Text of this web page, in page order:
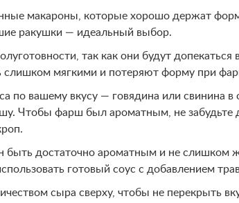
макароны, которые хорошо держат
ракушки — идеальный выбор.
так как они будут допекаться
слишком мягкими и потеряют форму при
по вашему вкусу — говядина или свинина
Чтобы фарш был ароматным, не забудьте
быть достаточно ароматным и не слишком
готовый соус с добавлением
сыра сверху, чтобы не перекрыть